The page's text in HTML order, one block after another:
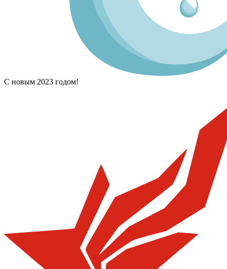
С новым 2023 годом!